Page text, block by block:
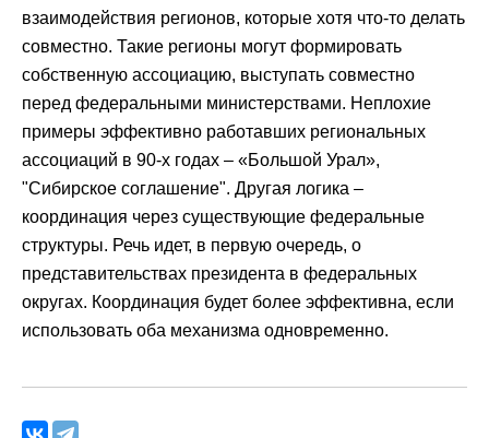
взаимодействия регионов, которые хотя что-то делать
совместно. Такие регионы могут формировать
собственную ассоциацию, выступать совместно
перед федеральными министерствами. Неплохие
примеры эффективно работавших региональных
ассоциаций в 90-х годах – «Большой Урал»,
"Сибирское соглашение". Другая логика –
координация через существующие федеральные
структуры. Речь идет, в первую очередь, о
представительствах президента в федеральных
округах. Координация будет более эффективна, если
использовать оба механизма одновременно.